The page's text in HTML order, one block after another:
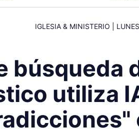
IGLESIA & MINISTERIO
búsqueda
utiliza